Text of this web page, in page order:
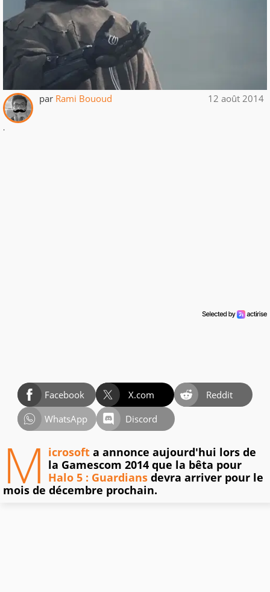
par Rami Bououd 12 août 2014
.
Facebook X.com
Reddit
WhatsApp
Discord
M icrosoft a annonce aujourd'hui lors de
la Gamescom 2014 que la bêta pour
Halo 5 : Guardians devra arriver pour le
mois de décembre prochain.